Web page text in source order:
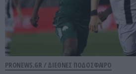
PRONEWS.GR / ΔΙΕΘΝΕΣ ΠΟΔΟΣΦΑΙΡΟ